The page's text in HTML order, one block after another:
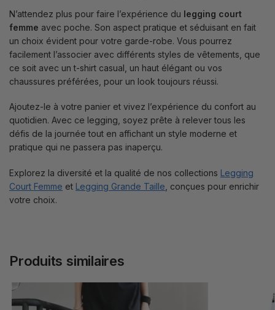
N’attendez plus pour faire l’expérience du legging court
femme avec poche. Son aspect pratique et séduisant en fait
un choix évident pour votre garde-robe. Vous pourrez
facilement l’associer avec différents styles de vêtements, que
ce soit avec un t-shirt casual, un haut élégant ou vos
chaussures préférées, pour un look toujours réussi.
Ajoutez-le à votre panier et vivez l’expérience du confort au
quotidien. Avec ce legging, soyez prête à relever tous les
défis de la journée tout en affichant un style moderne et
pratique qui ne passera pas inaperçu.
Explorez la diversité et la qualité de nos collections Legging
Court Femme et Legging Grande Taille , conçues pour enrichir
votre choix.
Produits similaires